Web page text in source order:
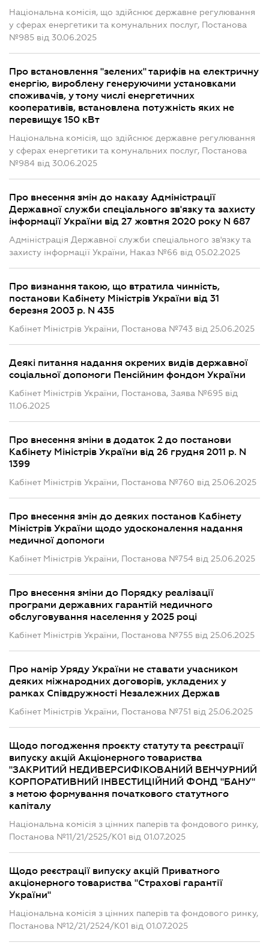
Національна комісія, що здійснює державне регулювання
у сферах енергетики та комунальних послуг, Постанова
№985 від 30.06.2025
Про встановлення "зелених" тарифів на електричну
енергію, вироблену генеруючими установками
споживачів, у тому числі енергетичних
кооперативів, встановлена потужність яких не
перевищує 150 кВт
Національна комісія, що здійснює державне регулювання
у сферах енергетики та комунальних послуг, Постанова
№984 від 30.06.2025
Про внесення змін до наказу Адміністрації
Державної служби спеціального зв'язку та захисту
інформації України від 27 жовтня 2020 року N 687
Адміністрація Державної служби спеціального зв'язку та
захисту інформації України, Наказ №66 від 05.02.2025
Про визнання такою, що втратила чинність,
постанови Кабінету Міністрів України від 31
березня 2003 р. N 435
Кабінет Міністрів України, Постанова №743 від 25.06.2025
Деякі питання надання окремих видів державної
соціальної допомоги Пенсійним фондом України
Кабінет Міністрів України, Постанова, Заява №695 від
11.06.2025
Про внесення зміни в додаток 2 до постанови
Кабінету Міністрів України від 26 грудня 2011 р. N
1399
Кабінет Міністрів України, Постанова №760 від 25.06.2025
Про внесення змін до деяких постанов Кабінету
Міністрів України щодо удосконалення надання
медичної допомоги
Кабінет Міністрів України, Постанова №754 від 25.06.2025
Про внесення зміни до Порядку реалізації
програми державних гарантій медичного
обслуговування населення у 2025 році
Кабінет Міністрів України, Постанова №755 від 25.06.2025
Про намір Уряду України не ставати учасником
деяких міжнародних договорів, укладених у
рамках Співдружності Незалежних Держав
Кабінет Міністрів України, Постанова №751 від 25.06.2025
Щодо погодження проєкту статуту та реєстрації
випуску акцій Акціонерного товариства
"ЗАКРИТИЙ НЕДИВЕРСИФІКОВАНИЙ ВЕНЧУРНИЙ
КОРПОРАТИВНИЙ ІНВЕСТИЦІЙНИЙ ФОНД "БАНУ"
з метою формування початкового статутного
капіталу
Національна комісія з цінних паперів та фондового ринку,
Постанова №11/21/2525/К01 від 01.07.2025
Щодо реєстрації випуску акцій Приватного
акціонерного товариства "Страхові гарантії
України"
Національна комісія з цінних паперів та фондового ринку,
Постанова №12/21/2524/К01 від 01.07.2025